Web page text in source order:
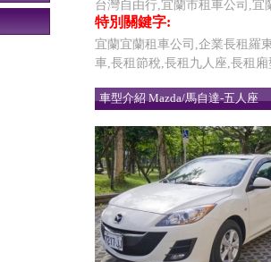
台灣自由行,宜蘭市租車公司,
特別關鍵字:
宜蘭宜蘭租車公司,企業長租羅
車,長租節稅,長租九人座,長租
車型介紹 Mazda/馬自達-五人座